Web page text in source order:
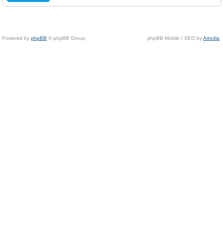
Powered by phpBB © phpBB Group. phpBB Mobile / SEO byArtodia